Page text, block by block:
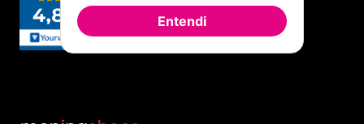
Entendi